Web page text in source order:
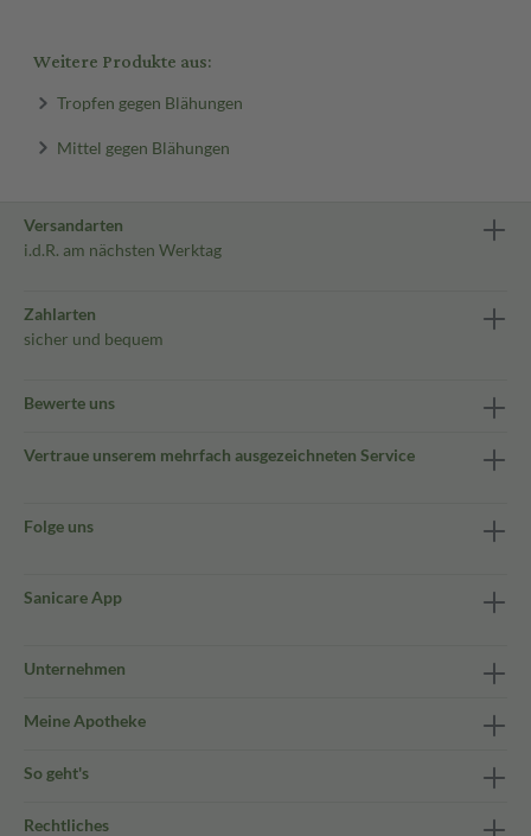
Weitere Produkte aus:
Tropfen gegen Blähungen
Mittel gegen Blähungen
Versandarten
i.d.R. am nächsten Werktag
Zahlarten
sicher und bequem
Bewerte uns
Vertraue unserem mehrfach ausgezeichneten Service
Folge uns
Sanicare App
Unternehmen
Meine Apotheke
So geht's
Rechtliches